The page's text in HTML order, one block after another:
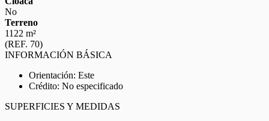
No
Terreno
1122 m²
(REF. 70)
INFORMACIÓN BÁSICA
Orientación: Este
Crédito: No especificado
SUPERFICIES Y MEDIDAS